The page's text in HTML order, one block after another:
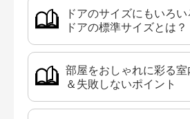
ドアのサイズにもいろ
ドアの標準サイズとは？
部屋をおしゃれに彩る
＆失敗しないポイント